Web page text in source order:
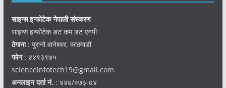
साइन्स इन्फोटेक नेपाली संस्करण
साइन्स इन्फोटेक डट कम डट एनपी
ठेगाना: पुरानो वानेश्वर, काठमाडौं
फोन: ४४९३९७५
scienceinfotech19@gmail.com
अनलाइन दर्ता नं. : ४४७/०७३-७४